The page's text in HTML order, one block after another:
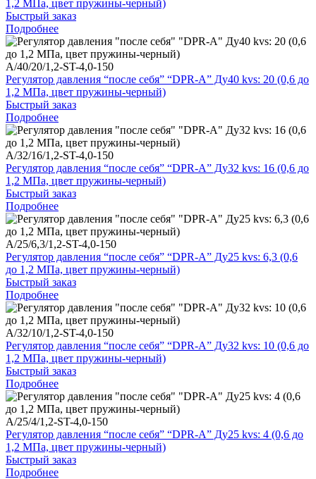
1,2 МПа, цвет пружины-черный)
Быстрый заказ
Подробнее
A/40/20/1,2-ST-4,0-150
Регулятор давления “после себя” “DPR-A” Ду40 kvs: 20 (0,6 до
1,2 МПа, цвет пружины-черный)
Быстрый заказ
Подробнее
A/32/16/1,2-ST-4,0-150
Регулятор давления “после себя” “DPR-A” Ду32 kvs: 16 (0,6 до
1,2 МПа, цвет пружины-черный)
Быстрый заказ
Подробнее
A/25/6,3/1,2-ST-4,0-150
Регулятор давления “после себя” “DPR-A” Ду25 kvs: 6,3 (0,6
до 1,2 МПа, цвет пружины-черный)
Быстрый заказ
Подробнее
A/32/10/1,2-ST-4,0-150
Регулятор давления “после себя” “DPR-A” Ду32 kvs: 10 (0,6 до
1,2 МПа, цвет пружины-черный)
Быстрый заказ
Подробнее
A/25/4/1,2-ST-4,0-150
Регулятор давления “после себя” “DPR-A” Ду25 kvs: 4 (0,6 до
1,2 МПа, цвет пружины-черный)
Быстрый заказ
Подробнее